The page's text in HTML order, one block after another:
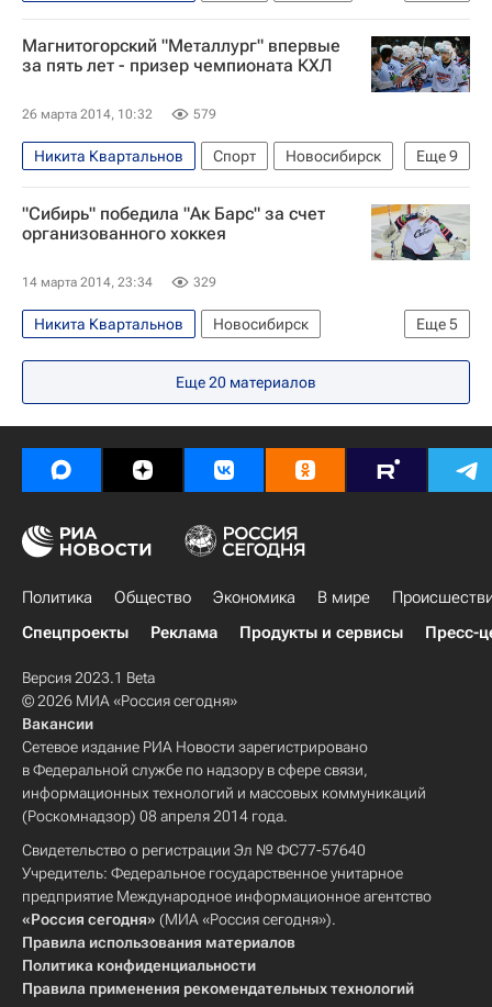
Центральный ФО
Весь мир
Европа
ХК ЦСКА (1996-2002)
Россия
Магнитогорский "Металлург" впервые
за пять лет - призер чемпионата КХЛ
26 марта 2014, 10:32 579
Еще9
Никита Квартальнов Спорт
Новосибирск
Республика Башкортостан
Европа
Новосибирская область
Сибирский ФО
Чемпионат Континентальной хоккейной лиги
Россия
Сергей Мозякин
"Сибирь" победила "Ак Барс" за счет
организованного хоккея
14 марта 2014, 23:34 329
Еще5
Никита Квартальнов
Новосибирск
Европа
Новосибирская область
Весь мир Россия
Еще20 материалов
Политика Общество Экономика В мире
Спецпроекты
Реклама Продукты и сервисы Пресс-
Версия 2023.1 Beta
© 2026 МИА «Россия сегодня»
Вакансии
Сетевое издание РИА Новости зарегистрировано
в Федеральной службе по надзору в сфере связи,
информационных технологий и массовых коммуникаций
(Роскомнадзор) 08 апреля 2014 года.
Свидетельство о регистрации Эл № ФС77-57640
Учредитель: Федеральное государственное унитарное
предприятие Международное информационное агентство
«Россия сегодня» (МИА «Россия сегодня»).
Правила использования материалов
Политика конфиденциальности
Правила применения рекомендательных технологий